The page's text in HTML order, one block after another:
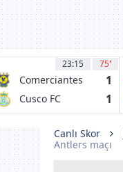
23:15 75'
Comerciantes
Unidos
1
Cusco FC 1
Canlı Skor
Antlers maçı